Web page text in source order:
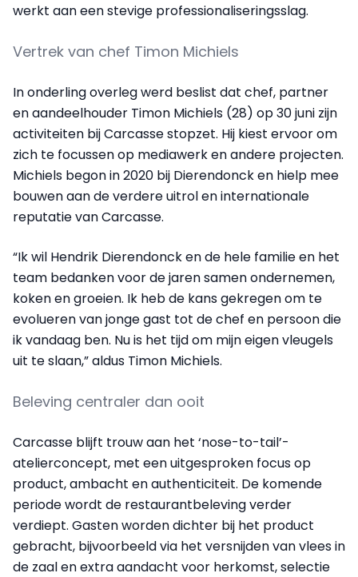
werkt aan een stevige professionaliseringsslag.
Vertrek van chef Timon Michiels
In onderling overleg werd beslist dat chef, partner
en aandeelhouder Timon Michiels (28) op 30 juni zijn
activiteiten bij Carcasse stopzet. Hij kiest ervoor om
zich te focussen op mediawerk en andere projecten.
Michiels begon in 2020 bij Dierendonck en hielp mee
bouwen aan de verdere uitrol en internationale
reputatie van Carcasse.
“Ik wil Hendrik Dierendonck en de hele familie en het
team bedanken voor de jaren samen ondernemen,
koken en groeien. Ik heb de kans gekregen om te
evolueren van jonge gast tot de chef en persoon die
ik vandaag ben. Nu is het tijd om mijn eigen vleugels
uit te slaan,” aldus Timon Michiels.
Beleving centraler dan ooit
Carcasse blijft trouw aan het ‘nose-to-tail’-
atelierconcept, met een uitgesproken focus op
product, ambacht en authenticiteit. De komende
periode wordt de restaurantbeleving verder
verdiept. Gasten worden dichter bij het product
gebracht, bijvoorbeeld via het versnijden van vlees in
de zaal en extra aandacht voor herkomst, selectie